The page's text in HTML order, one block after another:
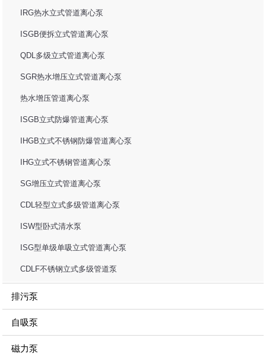
IRG热水立式管道离心泵
ISGB便拆立式管道离心泵
QDL多级立式管道离心泵
SGR热水增压立式管道离心泵
热水增压管道离心泵
ISGB立式防爆管道离心泵
IHGB立式不锈钢防爆管道离心泵
IHG立式不锈钢管道离心泵
SG增压立式管道离心泵
CDL轻型立式多级管道离心泵
ISW型卧式清水泵
ISG型单级单吸立式管道离心泵
CDLF不锈钢立式多级管道泵
排污泵
自吸泵
磁力泵